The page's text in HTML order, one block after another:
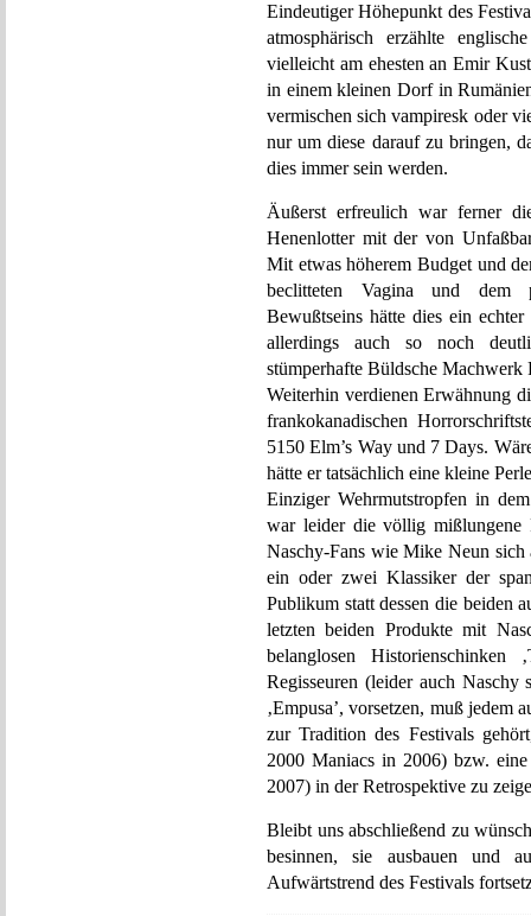
Eindeutiger Höhepunkt des
atmosphärisch erzählte
vielleicht am ehesten an Emir
in einem kleinen Dorf in
vermischen sich vampiresk oder
nur um diese darauf zu bringen,
dies immer sein werden.
Äußerst erfreulich war ferner
Henenlotter mit der von
Mit etwas höherem Budget und
beclitteten Vagina und dem
Bewußtseins hätte dies ein
allerdings auch so noch
stümperhafte Büldsche Machwerk
Weiterhin verdienen Erwähnung
frankokanadischen
5150 Elm’s Way und 7 Days.
hätte er tatsächlich eine kleine
Einziger Wehrmutstropfen in
war leider die völlig mißlungene
Naschy-Fans wie Mike Neun sich
ein oder zwei Klassiker der
Publikum statt dessen die beiden
letzten beiden Produkte mit
belanglosen
Regisseuren (leider auch Naschy
‚Empusa’, vorsetzen, muß jedem
zur Tradition des Festivals
2000 Maniacs in 2006) bzw.
2007) in der Retrospektive zu
Bleibt uns abschließend zu
besinnen, sie ausbauen und
Aufwärtstrend des Festivals